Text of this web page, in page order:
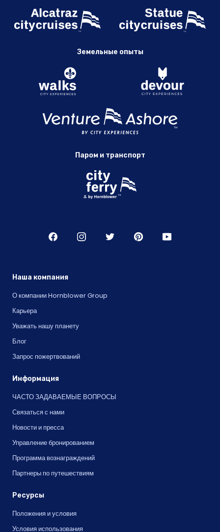
Земельные опыты
Паром и транспорт
Наша компания
О компании Hornblower Group
Карьера
Уважать нашу планету
Блог
Запрос пожертвований
Информация
ЧАСТО ЗАДАВАЕМЫЕ ВОПРОСЫ
Связаться с нами
Новости и пресса
Управление бронированием
Программа вознаграждений
Партнеры по путешествиям
Ресурсы
Положения и условия
Условия использования